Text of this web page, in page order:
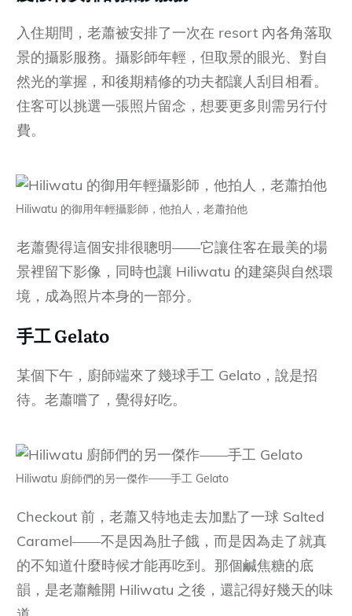
入住期間，老蕭被安排了一次在 resort 內各角落取
景的攝影服務。攝影師年輕，但取景的眼光、對自
然光的掌握，和後期精修的功夫都讓人刮目相看。
住客可以挑選一張照片留念，想要更多則需另行付
費。
Hiliwatu 的御用年輕攝影師，他拍人，老蕭拍他
老蕭覺得這個安排很聰明——它讓住客在最美的場
景裡留下影像，同時也讓 Hiliwatu 的建築與自然環
境，成為照片本身的一部分。
手工 Gelato
某個下午，廚師端來了幾球手工 Gelato，說是招
待。老蕭嚐了，覺得好吃。
Hiliwatu 廚師們的另一傑作——手工 Gelato
Checkout 前，老蕭又特地走去加點了一球 Salted
Caramel——不是因為肚子餓，而是因為走了就真
的不知道什麼時候才能再吃到。那個鹹焦糖的底
韻，是老蕭離開 Hiliwatu 之後，還記得好幾天的味